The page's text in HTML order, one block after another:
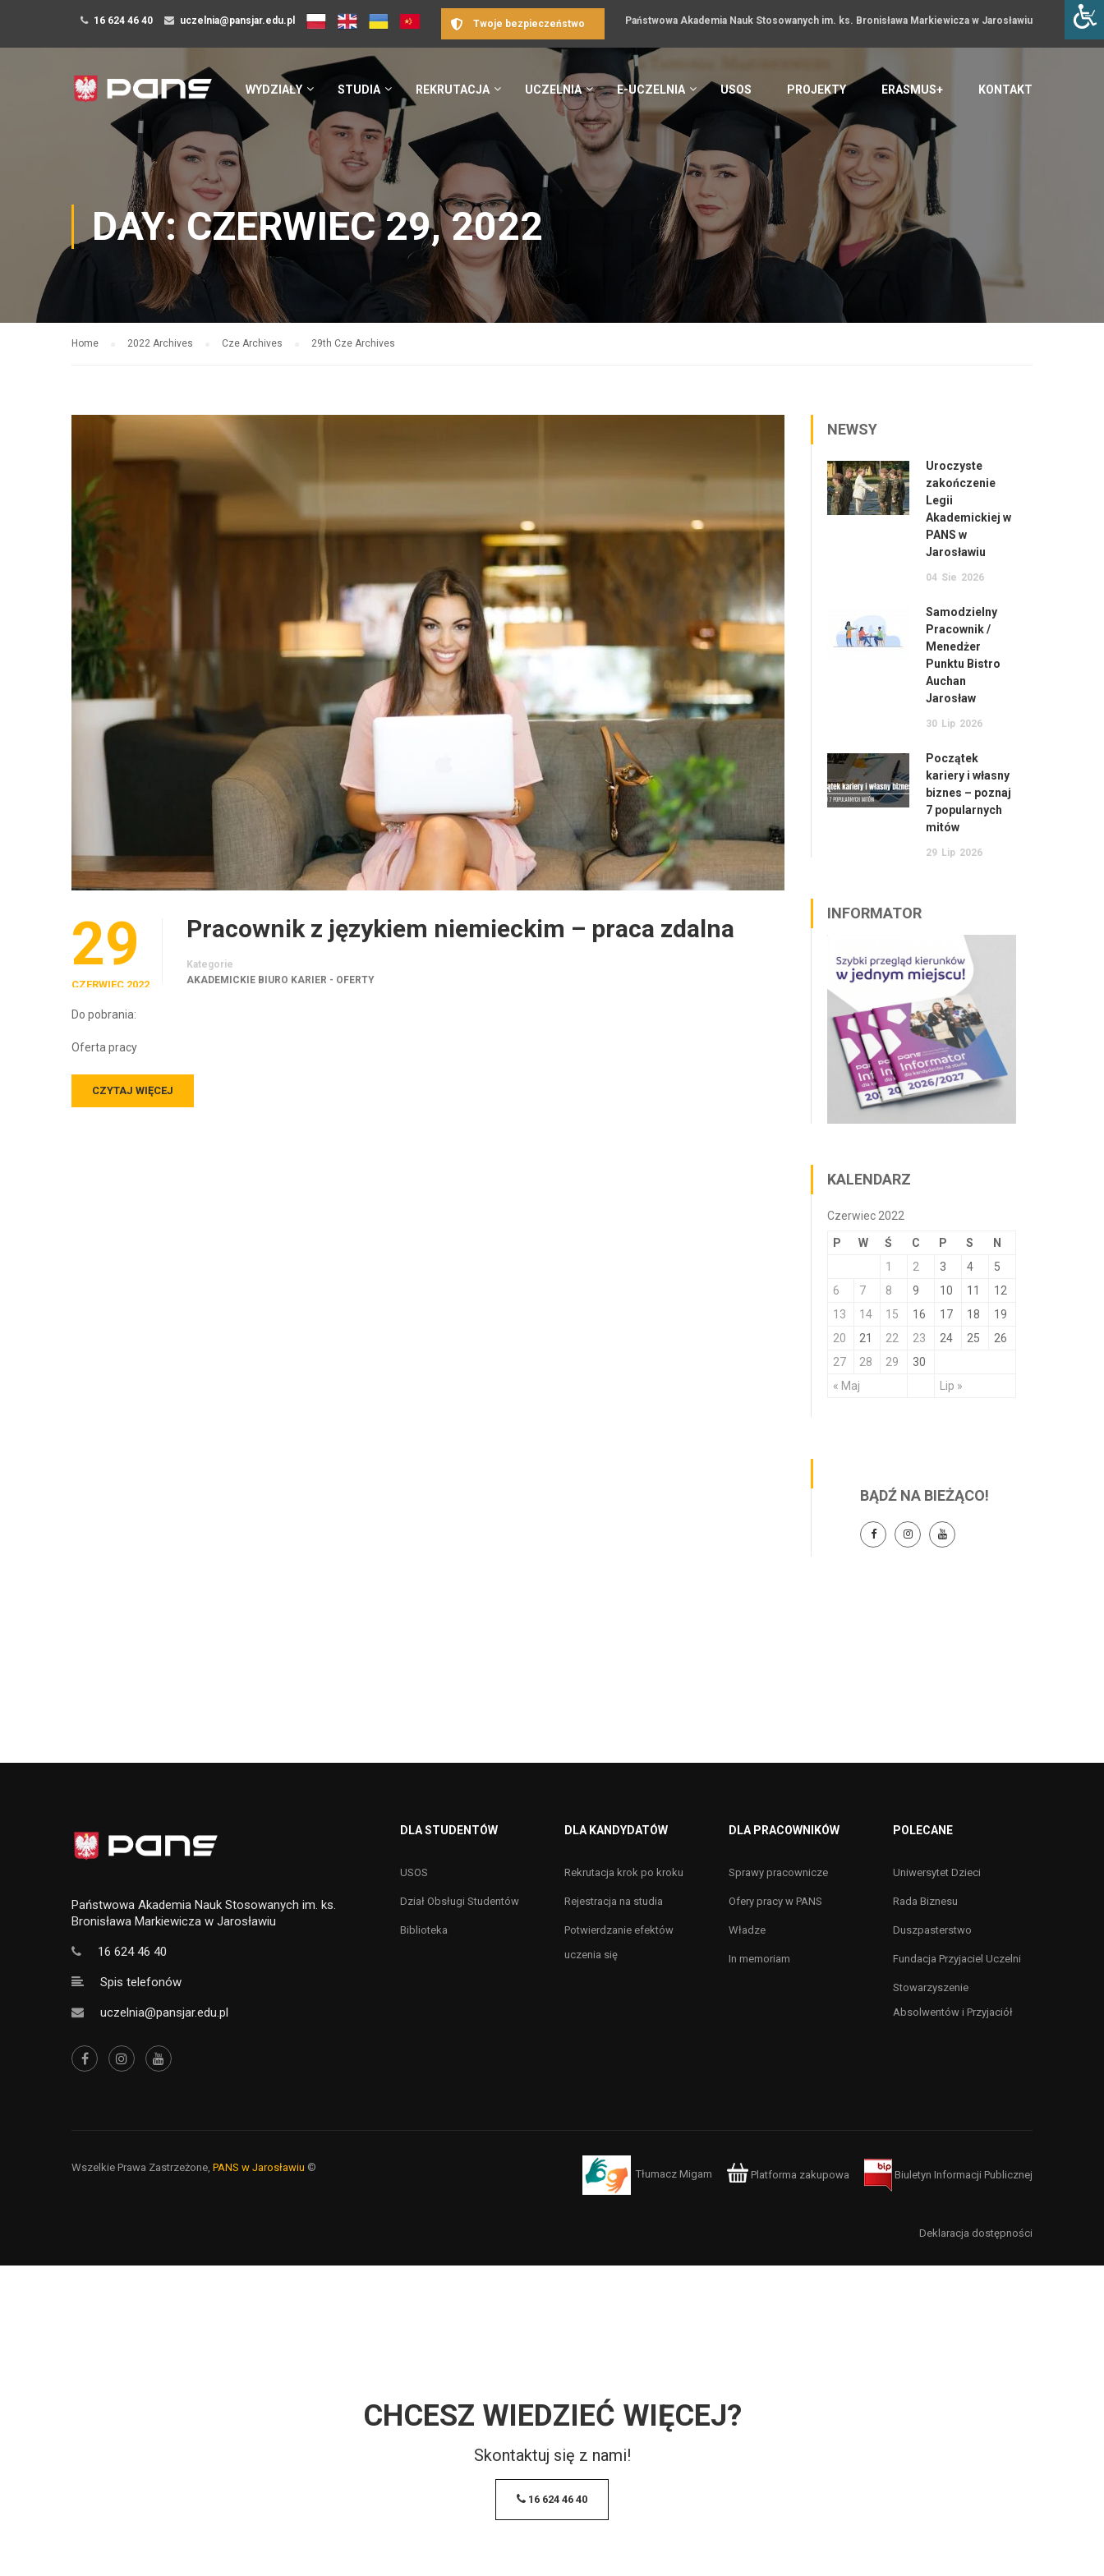
16 624 46 40 uczelnia@pansjar.edu.pl Państwowa Akademia Nauk Stosowanych im. ks. Bronisława Markiewicza w Jarosławiu
Twoje bezpieczeństwo
WYDZIAŁY STUDIA REKRUTACJA UCZELNIA E-UCZELNIA USOS PROJEKTY ERASMUS+ KONTAKT
DAY: CZERWIEC 29, 2022
Home 2022 Archives Cze Archives 29th Cze Archives
29
CZERWIEC 2022
Pracownik z językiem niemieckim – praca zdalna
Kategorie
AKADEMICKIE BIURO KARIER - OFERTY
Do pobrania:
Oferta pracy
CZYTAJ WIĘCEJ
NEWSY
Uroczyste
zakończenie
Legii
Akademickiej w
PANS w
Jarosławiu
04 Sie 2026
Samodzielny
Pracownik /
Menedżer
Punktu Bistro
Auchan
Jarosław
30 Lip 2026
Początek
kariery i własny
biznes – poznaj
7 popularnych
mitów
29 Lip 2026
INFORMATOR
KALENDARZ
Czerwiec 2022
P W Ś C P S N
« Maj Lip »
1 2 3 4
5
6
7 8 9 10 11
12
13
14 15 16 17 18
19
20
21 22 23 24 25
26
27
28 29 30
BĄDŹ NA BIEŻĄCO!
Państwowa Akademia Nauk Stosowanych im. ks.
Bronisława Markiewicza w Jarosławiu
16 624 46 40
Spis telefonów
uczelnia@pansjar.edu.pl
DLA STUDENTÓW
USOS
Dział Obsługi Studentów
Biblioteka
DLA KANDYDATÓW
Rekrutacja krok po kroku
Rejestracja na studia
Potwierdzanie efektów
uczenia się
DLA PRACOWNIKÓW
Sprawy pracownicze
Ofery pracy w PANS
Władze
In memoriam
POLECANE
Uniwersytet Dzieci
Rada Biznesu
Duszpasterstwo
Fundacja Przyjaciel Uczelni
Stowarzyszenie
Absolwentów i Przyjaciół
Wszelkie Prawa Zastrzeżone, PANS w Jarosławiu ©
Tłumacz Migam Platforma zakupowa Biuletyn Informacji Publicznej
Deklaracja dostępności
CHCESZ WIEDZIEĆ WIĘCEJ?
Skontaktuj się z nami!
16 624 46 40